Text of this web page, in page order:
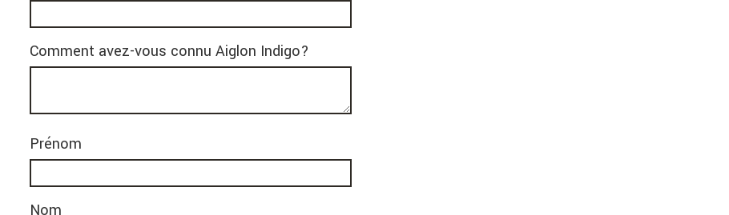
Comment avez-vous connu Aiglon Indigo?
Prénom
Nom